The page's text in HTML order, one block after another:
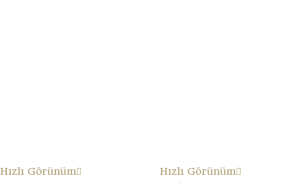
Hızlı Görünüm Hızlı Görünüm